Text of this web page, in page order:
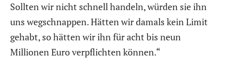
Sollten wir nicht schnell handeln, würden sie ihn
uns wegschnappen. Hätten wir damals kein Limit
gehabt, so hätten wir ihn für acht bis neun
Millionen Euro verpflichten können.“